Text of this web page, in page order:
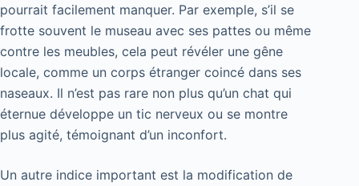
pourrait facilement manquer. Par exemple, s’il se
frotte souvent le museau avec ses pattes ou même
contre les meubles, cela peut révéler une gêne
locale, comme un corps étranger coincé dans ses
naseaux. Il n’est pas rare non plus qu’un chat qui
éternue développe un tic nerveux ou se montre
plus agité, témoignant d’un inconfort.
Un autre indice important est la modification de